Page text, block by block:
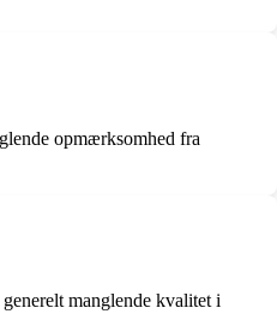
opmærksomhed fra
manglende kvalitet i